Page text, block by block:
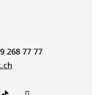
268 77 77